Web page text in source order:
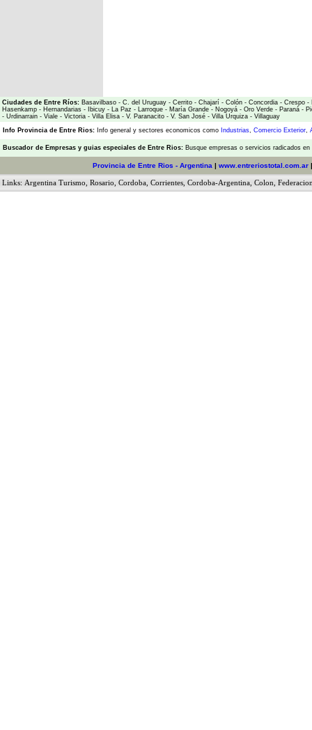
Ciudades de Entre Ríos: Basavilbaso - C. del Uruguay - Cerrito - Chajarí - Colón - Concordia - Crespo -
Hasenkamp - Hernandarias - Ibicuy - La Paz - Larroque - María Grande - Nogoyá - Oro Verde - Paraná -
- Urdinarrain - Viale - Victoria - Villa Elisa - V. Paranacito - V. San José - Villa Urquiza - Villaguay
Info Provincia de Entre Rios: Info general y sectores economicos como Industrias, Comercio Exterior,
Buscador de Empresas y guias especiales de Entre Rios: Busque empresas o servicios radicados
Provincia de Entre Rios - Argentina | www.entreriostotal.com.ar
Links: Argentina Turismo Rosario Cordoba Corrientes Cordoba-Argentina Colon